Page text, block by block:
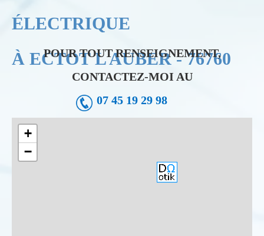
ÉLECTRIQUE
À ECTOT L AUBER - 76760
POUR TOUT RENSEIGNEMENT,
CONTACTEZ-MOI AU
07 45 19 29 98
+
−